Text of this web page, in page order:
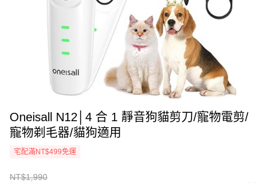
Oneisall N12│4 合 1 靜音狗貓剪刀/寵物電剪/
寵物剃毛器/貓狗適用
宅配滿NT$499免運
NT$1,990